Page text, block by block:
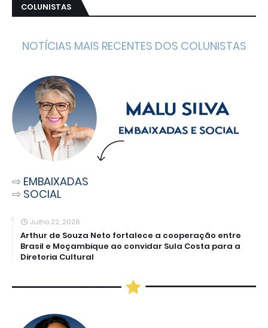
COLUNISTAS
NOTÍCIAS MAIS RECENTES DOS COLUNISTAS
⇨ EMBAIXADAS
⇨ SOCIAL
Julho 22, 2026
Arthur de Souza Neto fortalece a cooperação entre
Brasil e Moçambique ao convidar Sula Costa para a
Diretoria Cultural